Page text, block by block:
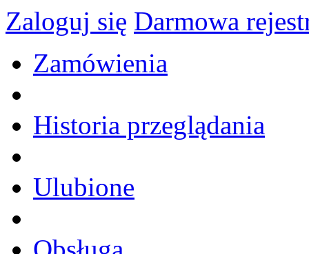
Zaloguj się Darmowa
Zamówienia
Historia przeglądania
Ulubione